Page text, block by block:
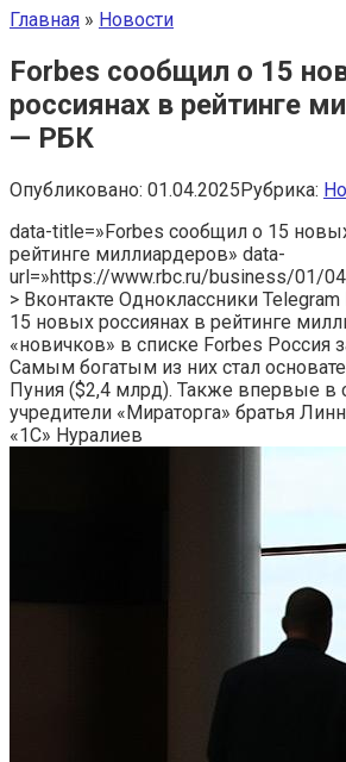
Главная » Новости
Forbes сообщил о 15
россиянах в рейтинге
— РБК
Опубликовано: 01.04.2025Рубрика:
data-title=»Forbes сообщил о 15
рейтинге миллиардеров» data-
url=»https://www.rbc.ru/business/01/
> Вконтакте Одноклассники
15 новых россиянах в рейтинге
«новичков» в списке Forbes Россия
Самым богатым из них стал
Пуния ($2,4 млрд). Также впервые в
учредители «Мираторга» братья
«1С» Нуралиев